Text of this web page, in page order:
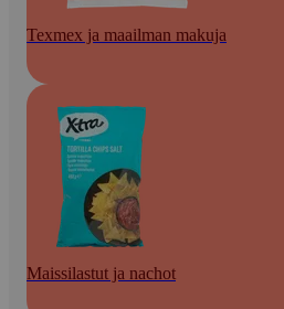
Texmex ja maailman makuja
Maissilastut ja nachot